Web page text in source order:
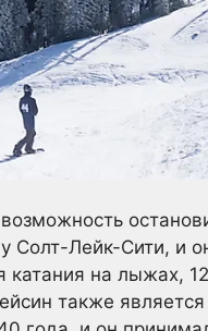
Солт-Лейк-Сити, и
на лыжах,
также